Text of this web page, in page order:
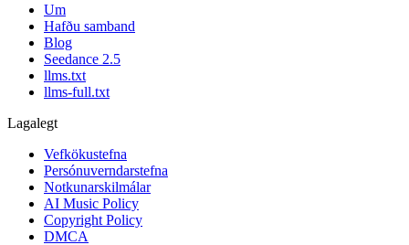
Um
Hafðu samband
Blog
Seedance 2.5
llms.txt
llms-full.txt
Lagalegt
Vefkökustefna
Persónuverndarstefna
Notkunarskilmálar
AI Music Policy
Copyright Policy
DMCA